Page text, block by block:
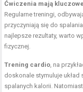
Ćwiczenia mają
Regularne treningi,
przyczyniają się do
najlepsze rezultaty, warto
fizycznej.
Trening cardio , na
doskonale stymuluje
spalanych kalorii.